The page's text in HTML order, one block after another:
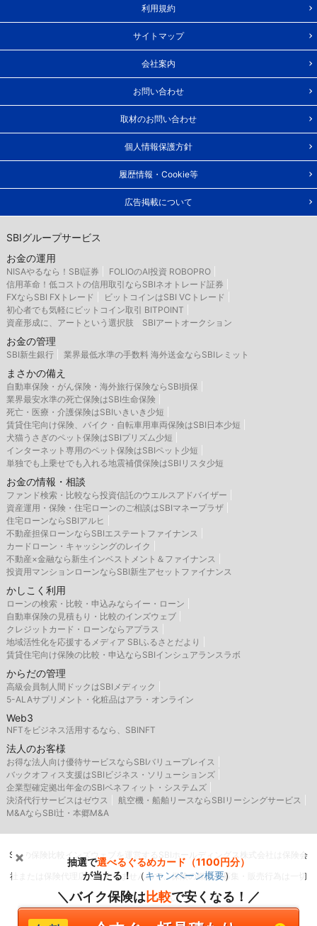
利用規約
サイトマップ
会社案内
お問い合わせ
取材のお問い合わせ
個人情報保護方針
履歴情報・Cookie等
広告掲載について
SBIグループサービス
お金の運用
NISAやるなら！SBI証券
FOLIOのAI投資 ROBOPRO
信用革命！低コストの信用取引ならSBIネオトレード証券
FXならSBI FXトレード
ビットコインはSBI VCトレード
初心者でも気軽にビットコイン取引 BITPOINT
資産形成に、アートという選択肢 SBIアートオークション
お金の管理
SBI新生銀行 業界最低水準の手数料 海外送金ならSBIレミット
まさかの備え
自動車保険・がん保険・海外旅行保険ならSBI損保
業界最安水準の死亡保険はSBI生命保険
死亡・医療・介護保険はSBIいきいき少短
賃貸住宅向け保険、バイク・自転車用車両保険はSBI日本少短
犬猫うさぎのペット保険はSBIプリズム少短
インターネット専用のペット保険はSBIペット少短
単独でも上乗せでも入れる地震補償保険はSBIリスタ少短
お金の情報・相談
ファンド検索・比較なら投資信託のウエルスアドバイザー
資産運用・保険・住宅ローンのご相談はSBIマネープラザ
住宅ローンならSBIアルヒ
不動産担保ローンならSBIエステートファイナンス
カードローン・キャッシングのレイク
不動産×金融なら新生インベストメント＆ファイナンス
投資用マンションローンならSBI新生アセットファイナンス
かしこく利用
ローンの検索・比較・申込みならイー・ローン
自動車保険の見積もり・比較のインズウェブ
クレジットカード・ローンならアプラス
地域活性化を応援するメディア SBIふるさとだより
賃貸住宅向け保険の比較・申込ならSBIインシュアランスラボ
からだの管理
高級会員制人間ドックはSBIメディック
5-ALAサプリメント・化粧品はアラ・オンライン
Web3
NFTをビジネス活用するなら、SBINFT
法人のお客様
お得な法人向け優待サービスならSBIバリュープレイス
バックオフィス支援はSBIビジネス・ソリューションズ
企業型確定拠出年金のSBIベネフィット・システムズ
決済代行サービスはゼウス
航空機・船舶リースならSBIリーシングサービス
M&AならSBI辻・本郷M&A
SBIの保険比較インズウェブを運営するSBIホールディングス株式会社は保険会
社または保険代理店ではありませんので、保険の媒介・募集・販売行為は一切
行いません。
抽選で選べるぐるめカード（1100円分）
が当たる！
（キャンペーン概要）
＼バイク保険は比較で安くなる！／